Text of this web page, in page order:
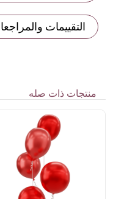
التقييمات
منتجات ذات صله